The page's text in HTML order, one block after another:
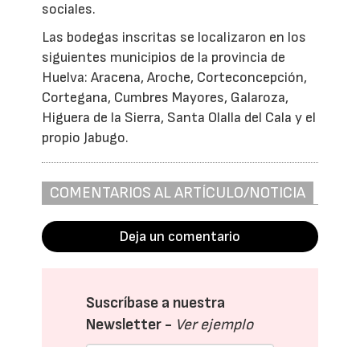
sociales.
Las bodegas inscritas se localizaron en los
siguientes municipios de la provincia de
Huelva: Aracena, Aroche, Corteconcepción,
Cortegana, Cumbres Mayores, Galaroza,
Higuera de la Sierra, Santa Olalla del Cala y el
propio Jabugo.
COMENTARIOS AL ARTÍCULO/NOTICIA
Deja un comentario
Suscríbase a nuestra
Newsletter - Ver ejemplo